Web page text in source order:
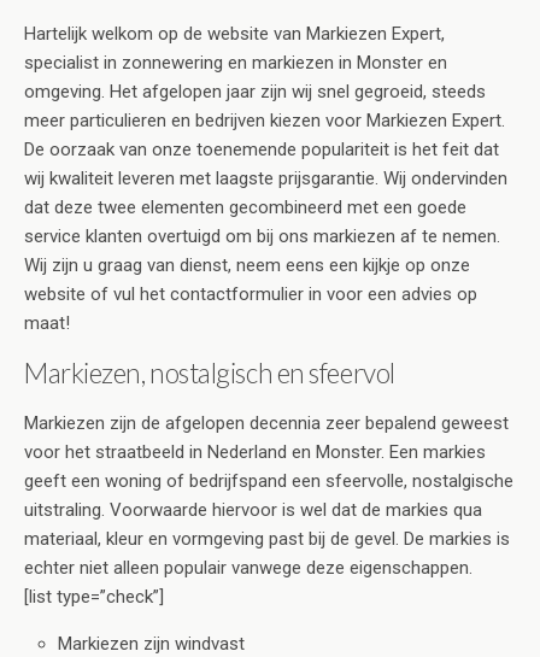
Hartelijk welkom op de website van Markiezen Expert,
specialist in zonnewering en markiezen in Monster en
omgeving. Het afgelopen jaar zijn wij snel gegroeid, steeds
meer particulieren en bedrijven kiezen voor Markiezen Expert.
De oorzaak van onze toenemende populariteit is het feit dat
wij kwaliteit leveren met laagste prijsgarantie. Wij ondervinden
dat deze twee elementen gecombineerd met een goede
service klanten overtuigd om bij ons markiezen af te nemen.
Wij zijn u graag van dienst, neem eens een kijkje op onze
website of vul het contactformulier in voor een advies op
maat!
Markiezen, nostalgisch en sfeervol
Markiezen zijn de afgelopen decennia zeer bepalend geweest
voor het straatbeeld in Nederland en Monster. Een markies
geeft een woning of bedrijfspand een sfeervolle, nostalgische
uitstraling. Voorwaarde hiervoor is wel dat de markies qua
materiaal, kleur en vormgeving past bij de gevel. De markies is
echter niet alleen populair vanwege deze eigenschappen.
[list type=”check”]
Markiezen zijn windvast